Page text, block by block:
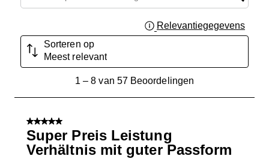
Relevantiegegevens
Sorteren op
Meest relevant
van
Beoordelingen.
1 – 8 van 57 Beoordelingen
5 van 5 sterren.
Super Preis Leistung
Verhältnis mit guter Passform